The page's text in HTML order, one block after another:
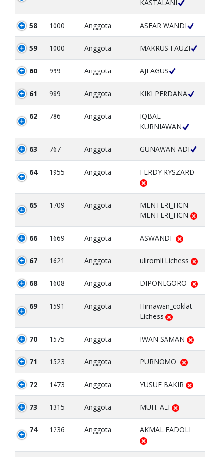
KASTALANI
58 1000 Anggota ASFAR WANDI
59 1000 Anggota MAKRUS FAUZI
60 999 Anggota AJI AGUS
61 989 Anggota KIKI PERDANA
62 786 Anggota
IQBAL
KURNIAWAN
63 767 Anggota GUNAWAN ADI
64 1955 Anggota FERDY RYSZARD
65 1709 Anggota
MENTERI_HCN
MENTERI_HCN
66 1669 Anggota ASWANDI
67 1621 Anggota uliromli Lichess
68 1608 Anggota DIPONEGORO
69 1591 Anggota
Himawan_coklat
Lichess
70 1575 Anggota IWAN SAMAN
71 1523 Anggota PURNOMO
72 1473 Anggota YUSUF BAKIR
73 1315 Anggota MUH. ALI
74 1236 Anggota AKMAL FADOLI